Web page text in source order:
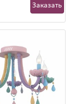
Заказать